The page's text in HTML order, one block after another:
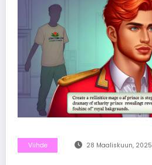
Viihde 28 Maaliskuun, 2025